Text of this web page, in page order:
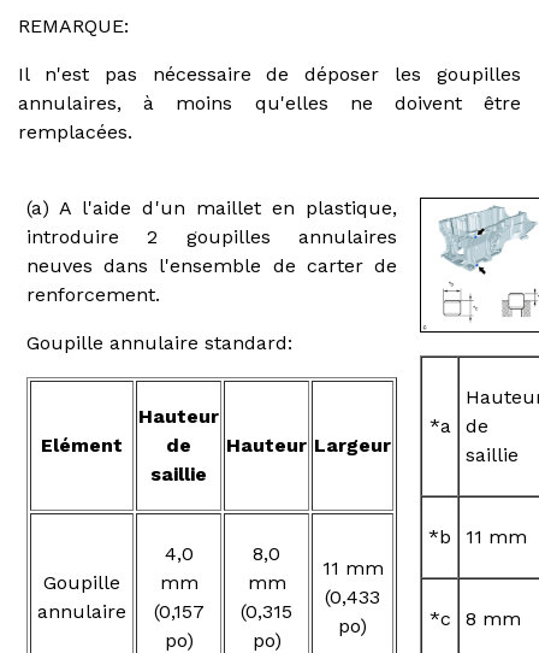
REMARQUE:
Il n'est pas nécessaire de déposer les goupilles
annulaires, à moins qu'elles ne doivent être
remplacées.
(a) A l'aide d'un maillet en plastique,
introduire 2 goupilles annulaires
neuves dans l'ensemble de carter de
renforcement.
Goupille annulaire standard:
Elément
Hauteur
de
saillie
Hauteur Largeur
Goupille
annulaire
4,0
mm
(0,157
po)
8,0
mm
(0,315
po)
11 mm
(0,433
po)
*a
de
saillie
*b 11 mm
*c 8 mm